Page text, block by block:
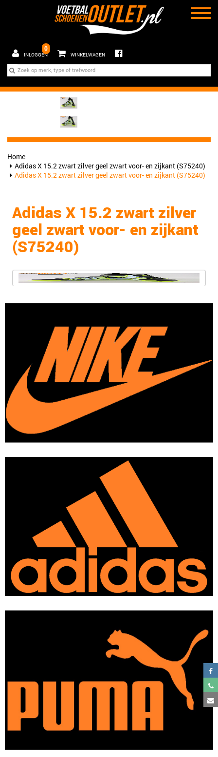
INLOGGEN
0
WINKELWAGEN
Home
Adidas X 15.2 zwart zilver geel zwart voor- en zijkant (S75240)
Adidas X 15.2 zwart zilver geel zwart voor- en zijkant (S75240)
Adidas X 15.2 zwart zilver
geel zwart voor- en zijkant
(S75240)